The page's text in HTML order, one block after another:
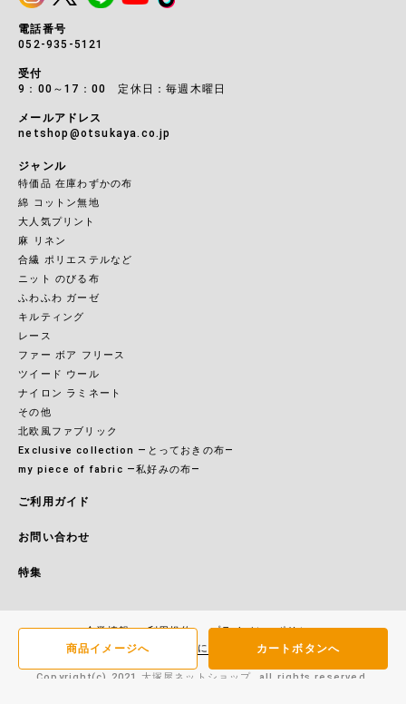
商品イメージへ カートボタンへ
電話番号
052-935-5121
受付
9：00～17：00 定休日：毎週木曜日
メールアドレス
netshop@otsukaya.co.jp
ジャンル
特価品 在庫わずかの布
綿 コットン無地
大人気プリント
麻 リネン
合繊 ポリエステルなど
ニット のびる布
ふわふわ ガーゼ
キルティング
レース
ファー ボア フリース
ツイード ウール
ナイロン ラミネート
その他
北欧風ファブリック
Exclusive collection ―とっておきの布―
my piece of fabric ―私好みの布―
ご利用ガイド
お問い合わせ
特集
企業情報 利用規約
プライバシーポリシー
特定商取引に基づく表記
Copyright(c) 2021 大塚屋ネットショップ. all rights reserved.